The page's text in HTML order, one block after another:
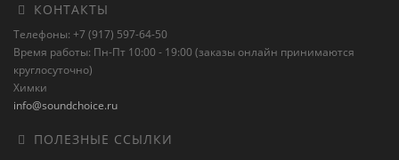
КОНТАКТЫ
Телефоны: +7 (917) 597-64-50
Время работы: Пн-Пт 10:00 - 19:00 (заказы онлайн принимаются
круглосуточно)
Химки
info@soundchoice.ru
ПОЛЕЗНЫЕ ССЫЛКИ